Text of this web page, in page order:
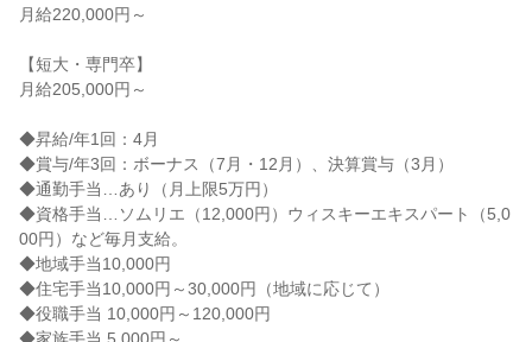
月給220,000円～
【短大・専門卒】
月給205,000円～
◆昇給/年1回：4月
◆賞与/年3回：ボーナス（7月・12月）、決算賞与（3月）
◆通勤手当…あり（月上限5万円）
◆資格手当…ソムリエ（12,000円）ウィスキーエキスパート（5,0
00円）など毎月支給。
◆地域手当10,000円
◆住宅手当10,000円～30,000円（地域に応じて）
◆役職手当 10,000円～120,000円